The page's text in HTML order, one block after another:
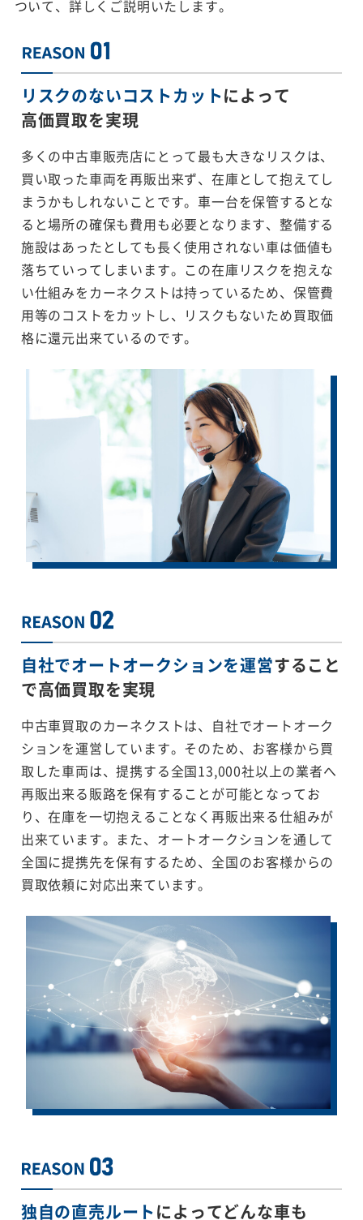
ついて、詳しくご説明いたします。
リスクのないコストカットによって
高価買取を実現
多くの中古車販売店にとって最も大きなリスクは、
買い取った車両を再販出来ず、在庫として抱えてし
まうかもしれないことです。車一台を保管するとな
ると場所の確保も費用も必要となります、整備する
施設はあったとしても長く使用されない車は価値も
落ちていってしまいます。この在庫リスクを抱えな
い仕組みをカーネクストは持っているため、保管費
用等のコストをカットし、リスクもないため買取価
格に還元出来ているのです。
自社でオートオークションを運営すること
で高価買取を実現
中古車買取のカーネクストは、自社でオートオーク
ションを運営しています。そのため、お客様から買
取した車両は、提携する全国13,000社以上の業者へ
再販出来る販路を保有することが可能となってお
り、在庫を一切抱えることなく再販出来る仕組みが
出来ています。また、オートオークションを通して
全国に提携先を保有するため、全国のお客様からの
買取依頼に対応出来ています。
独自の直売ルートによってどんな車も